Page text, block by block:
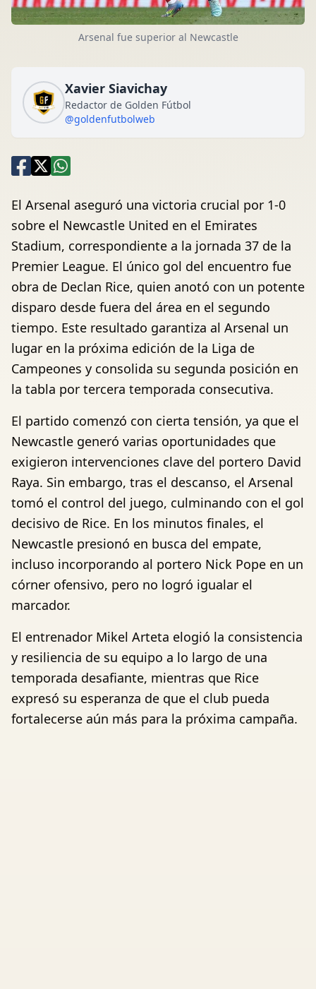
Arsenal fue superior al Newcastle
Xavier Siavichay
Redactor de Golden Fútbol
@goldenfutbolweb
El Arsenal aseguró una victoria crucial por 1-0
sobre el Newcastle United en el Emirates
Stadium, correspondiente a la jornada 37 de la
Premier League. El único gol del encuentro fue
obra de Declan Rice, quien anotó con un potente
disparo desde fuera del área en el segundo
tiempo. Este resultado garantiza al Arsenal un
lugar en la próxima edición de la Liga de
Campeones y consolida su segunda posición en
la tabla por tercera temporada consecutiva.
El partido comenzó con cierta tensión, ya que el
Newcastle generó varias oportunidades que
exigieron intervenciones clave del portero David
Raya. Sin embargo, tras el descanso, el Arsenal
tomó el control del juego, culminando con el gol
decisivo de Rice. En los minutos finales, el
Newcastle presionó en busca del empate,
incluso incorporando al portero Nick Pope en un
córner ofensivo, pero no logró igualar el
marcador.
El entrenador Mikel Arteta elogió la consistencia
y resiliencia de su equipo a lo largo de una
temporada desafiante, mientras que Rice
expresó su esperanza de que el club pueda
fortalecerse aún más para la próxima campaña.